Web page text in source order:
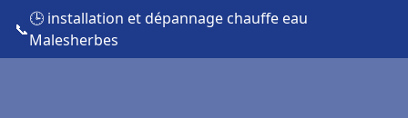
📞
🕒 installation et dépannage chauffe eau
Malesherbes